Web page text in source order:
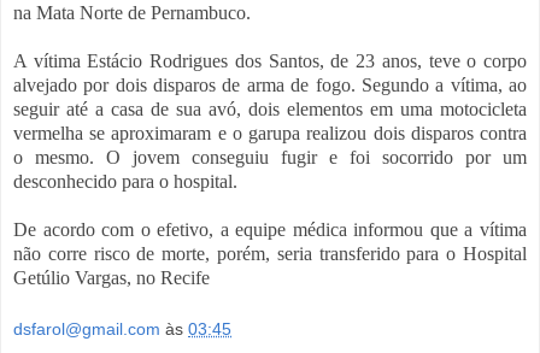
na Mata Norte de Pernambuco.
A vítima Estácio Rodrigues dos Santos, de 23 anos, teve o corpo
alvejado por dois disparos de arma de fogo. Segundo a vítima, ao
seguir até a casa de sua avó, dois elementos em uma motocicleta
vermelha se aproximaram e o garupa realizou dois disparos contra
o mesmo. O jovem conseguiu fugir e foi socorrido por um
desconhecido para o hospital.
De acordo com o efetivo, a equipe médica informou que a vítima
não corre risco de morte, porém, seria transferido para o Hospital
Getúlio Vargas, no Recife
dsfarol@gmail.com às 03:45